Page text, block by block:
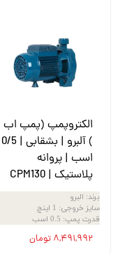
الکتروپمپ (پمپ اب
) آلبرو | بشقابی | 0/5
اسب | پروانه
پلاستیک | CPM130
برند: البرو
سایز خروجی: 1 اینچ
قدرت پمپ: 0.5 اسب
۸,۴۹۱,۹۹۲ تومان